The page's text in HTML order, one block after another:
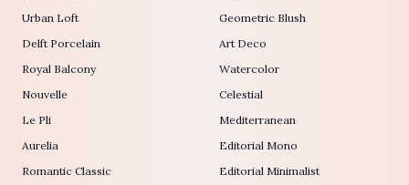
Urban Loft
Delft Porcelain
Royal Balcony
Nouvelle
Le Pli
Aurelia
Romantic Classic
Geometric Blush
Art Deco
Watercolor
Celestial
Mediterranean
Editorial Mono
Editorial Minimalist